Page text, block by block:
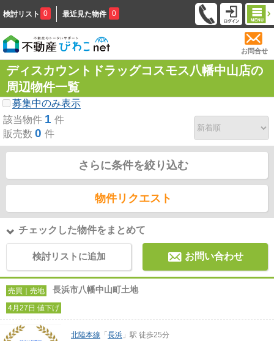
検討リスト 0 最近見た物件 0
お問合せ
ディスカウントドラッグコスモス八幡中山店の
周辺物件一覧
募集中のみ表示
該当物件 1 件
販売数 0 件
さらに条件を絞り込む
物件リクエスト
チェックした物件をまとめて
検討リストに追加 お問い合わせ
売買｜売地 長浜市八幡中山町土地
4月27日 値下げ
北陸本線 「 長浜 」駅 徒歩25分